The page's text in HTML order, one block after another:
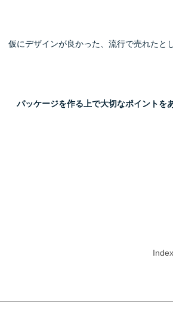
仮にデザインが良かった、流行で売れたと
パッケージを作る上で大切なポイントを
Index